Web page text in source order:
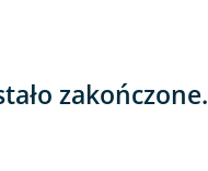
zakończone.